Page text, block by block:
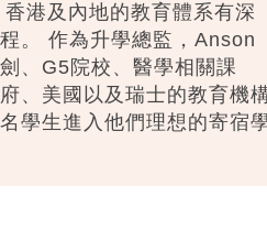
港及內地的教育體系有深
。 作為升學總監，Anson
、G5院校、醫學相關課
、美國以及瑞士的教育機
學生進入他們理想的寄宿